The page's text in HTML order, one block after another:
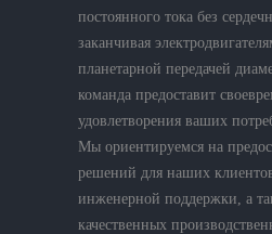
постоянного тока без
заканчивая
планетарной передачей
команда предоставит
удовлетворения ваших
Мы ориентируемся на
решений для наших
инженерной поддержки, а
качественных